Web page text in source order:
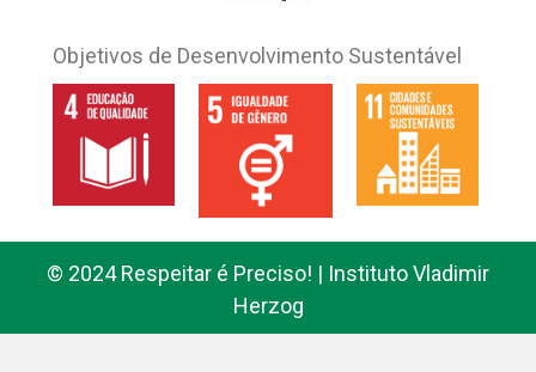
Objetivos de Desenvolvimento Sustentável
© 2024 Respeitar é Preciso! | Instituto Vladimir
Herzog